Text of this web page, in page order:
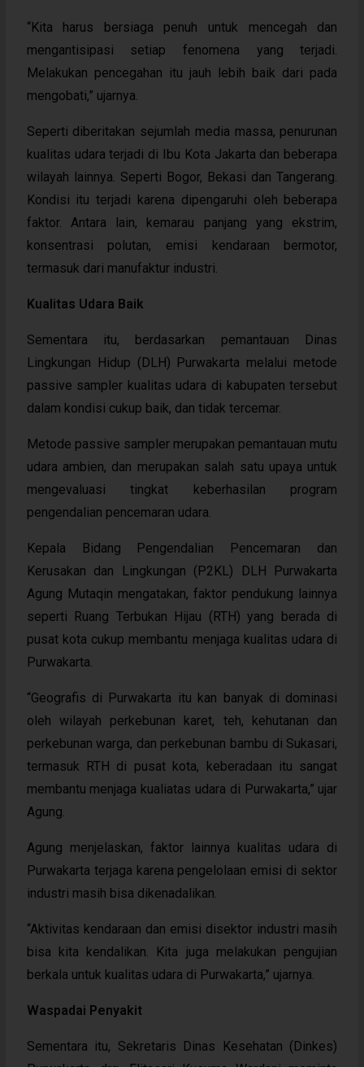
“Kita harus bersiaga penuh untuk mencegah dan
mengantisipasi setiap fenomena yang terjadi.
Melakukan pencegahan itu jauh lebih baik dari pada
mengobati,” ujarnya.
Seperti diberitakan sejumlah media massa, penurunan
kualitas udara terjadi di Ibu Kota Jakarta dan beberapa
wilayah lainnya. Seperti Bogor, Bekasi dan Tangerang.
Kondisi itu terjadi karena dipengaruhi oleh beberapa
faktor. Antara lain, kemarau panjang yang ekstrim,
konsentrasi polutan, emisi kendaraan bermotor,
termasuk dari manufaktur industri.
Kualitas Udara Baik
Sementara itu, berdasarkan pemantauan Dinas
Lingkungan Hidup (DLH) Purwakarta melalui metode
passive sampler kualitas udara di kabupaten tersebut
dalam kondisi cukup baik, dan tidak tercemar.
Metode passive sampler merupakan pemantauan mutu
udara ambien, dan merupakan salah satu upaya untuk
mengevaluasi tingkat keberhasilan program
pengendalian pencemaran udara.
Kepala Bidang Pengendalian Pencemaran dan
Kerusakan dan Lingkungan (P2KL) DLH Purwakarta
Agung Mutaqin mengatakan, faktor pendukung lainnya
seperti Ruang Terbukan Hijau (RTH) yang berada di
pusat kota cukup membantu menjaga kualitas udara di
Purwakarta.
“Geografis di Purwakarta itu kan banyak di dominasi
oleh wilayah perkebunan karet, teh, kehutanan dan
perkebunan warga, dan perkebunan bambu di Sukasari,
termasuk RTH di pusat kota, keberadaan itu sangat
membantu menjaga kualiatas udara di Purwakarta,” ujar
Agung.
Agung menjelaskan, faktor lainnya kualitas udara di
Purwakarta terjaga karena pengelolaan emisi di sektor
industri masih bisa dikenadalikan.
“Aktivitas kendaraan dan emisi disektor industri masih
bisa kita kendalikan. Kita juga melakukan pengujian
berkala untuk kualitas udara di Purwakarta,” ujarnya.
Waspadai Penyakit
Sementara itu, Sekretaris Dinas Kesehatan (Dinkes)